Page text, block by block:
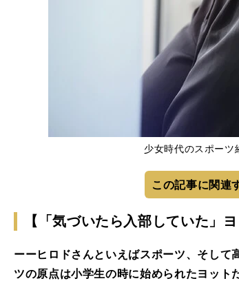
少女時代のスポーツ
この記事に関連
【「気づいたら入部していた」
ーーヒロドさんといえばスポーツ、そし
ツの原点は小学生の時に始められたヨット